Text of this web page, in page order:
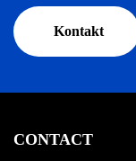
Kontakt
CONTACT